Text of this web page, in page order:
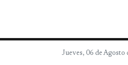
Jueves, 06 de Agosto